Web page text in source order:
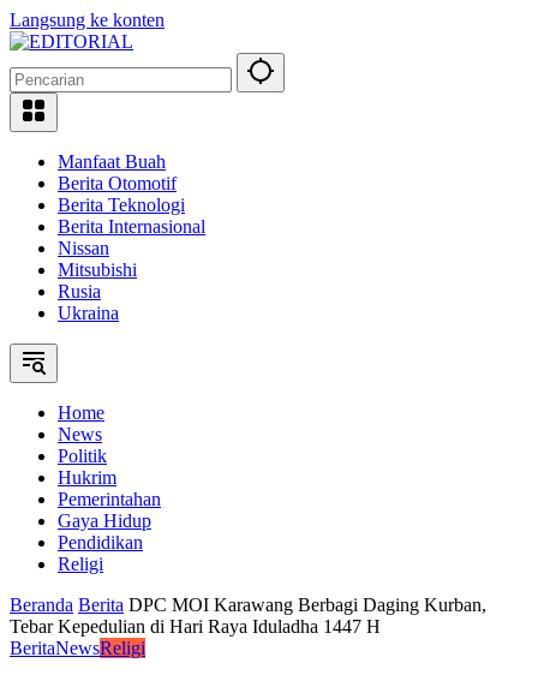
Langsung ke konten
Manfaat Buah
Berita Otomotif
Berita Teknologi
Berita Internasional
Nissan
Mitsubishi
Rusia
Ukraina
Home
News
Politik
Hukrim
Pemerintahan
Gaya Hidup
Pendidikan
Religi
Beranda Berita DPC MOI Karawang Berbagi Daging Kurban,
Tebar Kepedulian di Hari Raya Iduladha 1447 H
BeritaNewsReligi